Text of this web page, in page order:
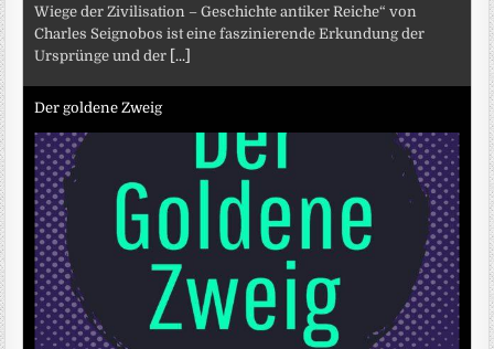
Wiege der Zivilisation – Geschichte antiker Reiche“ von
Charles Seignobos ist eine faszinierende Erkundung der
Ursprünge und der [...]
Der goldene Zweig